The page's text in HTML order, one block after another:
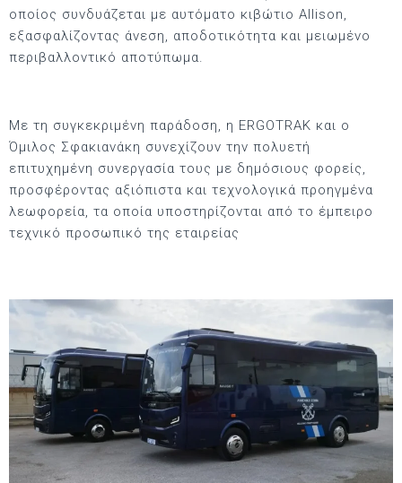
οποίος συνδυάζεται με αυτόματο κιβώτιο Allison,
εξασφαλίζοντας άνεση, αποδοτικότητα και μειωμένο
περιβαλλοντικό αποτύπωμα.
Με τη συγκεκριμένη παράδοση, η ERGOTRAK και ο
Όμιλος Σφακιανάκη συνεχίζουν την πολυετή
επιτυχημένη συνεργασία τους με δημόσιους φορείς,
προσφέροντας αξιόπιστα και τεχνολογικά προηγμένα
λεωφορεία, τα οποία υποστηρίζονται από το έμπειρο
τεχνικό προσωπικό της εταιρείας